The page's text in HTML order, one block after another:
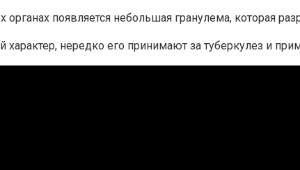
появляется небольшая гранулема, которая
характер, нередко его принимают за туберкулез и